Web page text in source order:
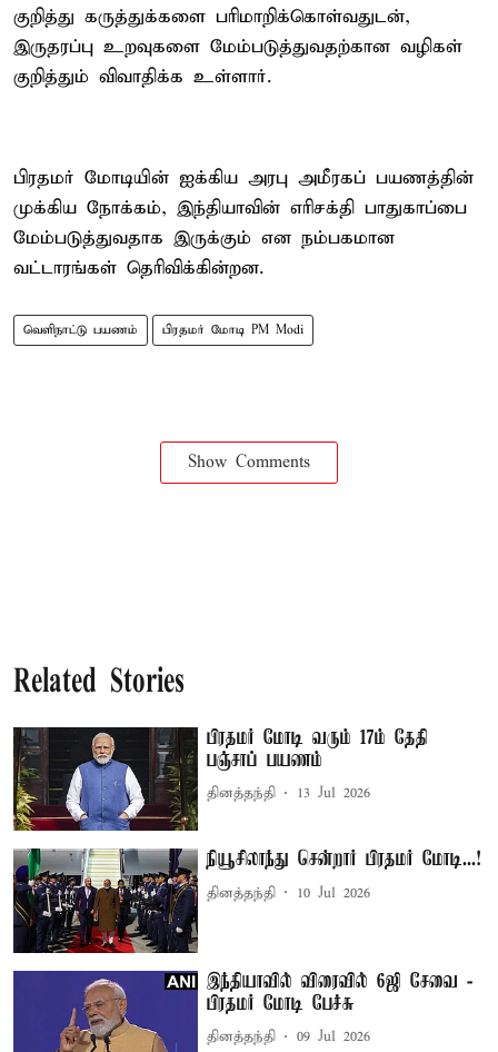
குறித்து கருத்துக்களை பரிமாறிக்கொள்வதுடன்,
இருதரப்பு உறவுகளை மேம்படுத்துவதற்கான வழிகள்
குறித்தும் விவாதிக்க உள்ளார்.
பிரதமர் மோடியின் ஐக்கிய அரபு அமீரகப் பயணத்தின்
முக்கிய நோக்கம், இந்தியாவின் எரிசக்தி பாதுகாப்பை
மேம்படுத்துவதாக இருக்கும் என நம்பகமான
வட்டாரங்கள் தெரிவிக்கின்றன.
வெளிநாட்டு பயணம் பிரதமர் மோடி PM Modi
Show Comments
Related Stories
பிரதமர் மோடி வரும் 17ம் தேதி
பஞ்சாப் பயணம்
தினத்தந்தி 13 Jul 2026
நியூசிலாந்து சென்றார் பிரதமர் மோடி...!
தினத்தந்தி 10 Jul 2026
இந்தியாவில் விரைவில் 6ஜி சேவை -
பிரதமர் மோடி பேச்சு
தினத்தந்தி 09 Jul 2026